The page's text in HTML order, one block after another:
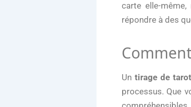
carte elle-
répondre à des
Untirage de
processus. Que